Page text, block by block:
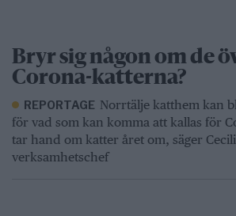
Bryr sig någon om de
Corona-katterna?
REPORTAGE Norrtälje katthem kan
för vad som kan komma att kallas för
tar hand om katter året om, säger
verksamhetschef